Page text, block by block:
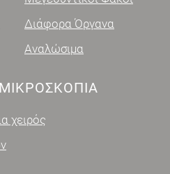
Διάφορα Όργανα
Αναλώσιμα
χειρός